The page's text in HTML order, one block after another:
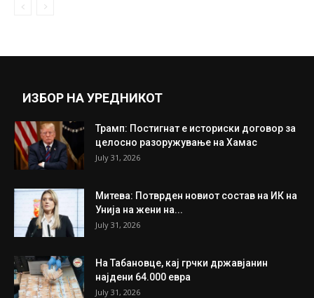
ИЗБОР НА УРЕДНИКОТ
Трамп: Постигнат е историски договор за
целосно разоружување на Хамас
July 31, 2026
Митева: Потврден новиот состав на ИК на
Унија на жени на...
July 31, 2026
На Табановце, кај грчки државјанин
најдени 64.000 евра
July 31, 2026